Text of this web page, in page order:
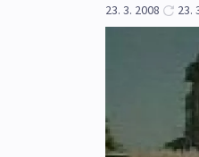
23. 3. 2008
23.